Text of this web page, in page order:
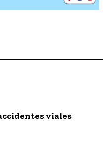
viales